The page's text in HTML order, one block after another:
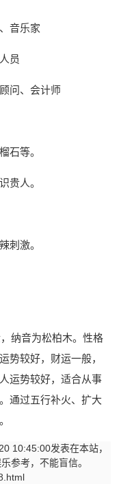
音乐家
员
问、会计师
石等。
贵人。
刺激。
纳音为松柏木。性格
势较好，财运一般，
运势较好，适合从事
通过五行补火、扩大
10:45:00发表在本站，
参考，不能盲信。